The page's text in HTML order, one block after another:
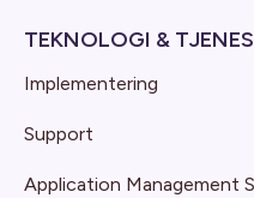
TEKNOLOGI &
Implementering
Support
Application Management